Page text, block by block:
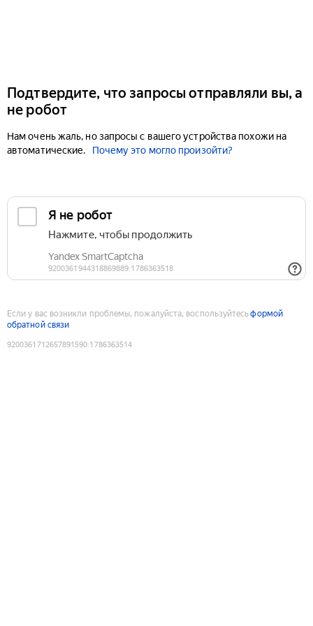
Подтвердите, что запросы отправляли вы, а
не робот
Нам очень жаль, но запросы с вашего устройства похожи на
автоматические.
Почему это могло произойти?
Если у вас возникли проблемы, пожалуйста, воспользуйтесьформой
обратной связи
9200361712657891590:1786363514